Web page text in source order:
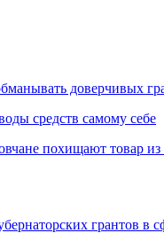
доверчивых
средств самому себе
похищают товар
грантов в